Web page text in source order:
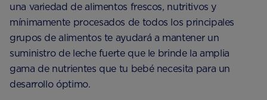
una variedad de alimentos frescos, nutritivos y
mínimamente procesados ​​de todos los principales
grupos de alimentos te ayudará a mantener un
suministro de leche fuerte que le brinde la amplia
gama de nutrientes que tu bebé necesita para un
desarrollo óptimo.